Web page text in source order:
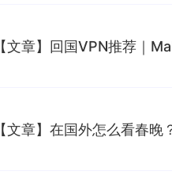
【文章】回国VPN推荐｜
【文章】在国外怎么看春